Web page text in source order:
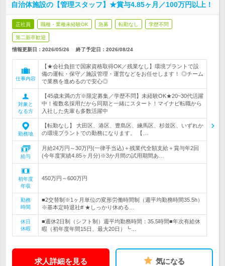
自治体施設の【管理スタッフ】★賞与4.85ヶ月／100万円以上！
正社員 職種・業種未経験OK 急募 転勤なし 学歴不問
第二新卒歓迎
情報更新日：2026/05/26 終了予定日： 2026/08/24
仕事内容
【★会社負担で国家資格取得OK／残業なし】環境プラントで設
備の運転・保守／施設管理・運営などをお任せします！ ◎チーム
で業務を進めるので安心◎
対象と
なる方
【45歳未満の方※限定募集／学歴不問】未経験OK★20~30代活躍
中！複数名採用だから同期と一緒にスタート！マイナビ転職から
入社した先輩も多数活躍中
勤務地
【転勤なし】 大田区、港区、豊島区、練馬区、杉並区、いずれか
の環境プラントでの勤務になります。 【…
給与
月給24万円～30万円(一律手当込)＋残業代全額支給＋賞与年2回
(今年度実績4.85ヶ月分)※3か月間の試用期間あ…
初年度
年収
450万円～600万円
勤務
時間
■2交替制※1ヶ月単位の変形労働時間制（週平均勤務時間35.5h）
※基本定時退社# ★しっかり休める…
休日
休暇
■週休2日制（シフト制）週平均勤務時間：35.5時間■年次有給休
暇（初年度年間15日、最大20日）┗…
求人詳細を見る 気になる